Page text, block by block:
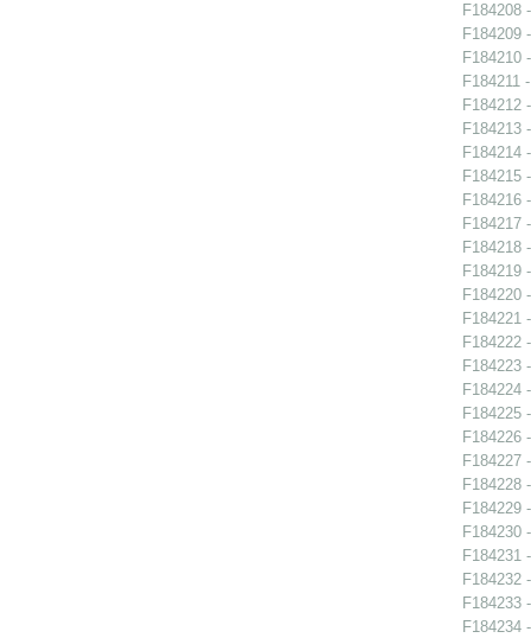
F184208
F184209
F184210
F184211
F184212
F184213
F184214
F184215
F184216
F184217
F184218
F184219
F184220
F184221
F184222
F184223
F184224
F184225
F184226
F184227
F184228
F184229
F184230
F184231
F184232
F184233
F184234